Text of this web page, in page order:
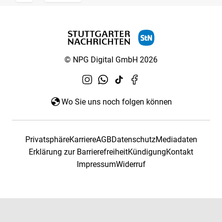
© NPG Digital GmbH 2026
Wo Sie uns noch folgen können
PrivatsphäreKarriereAGBDatenschutzMediadaten
Erklärung zur BarrierefreiheitKündigungKontakt
ImpressumWiderruf